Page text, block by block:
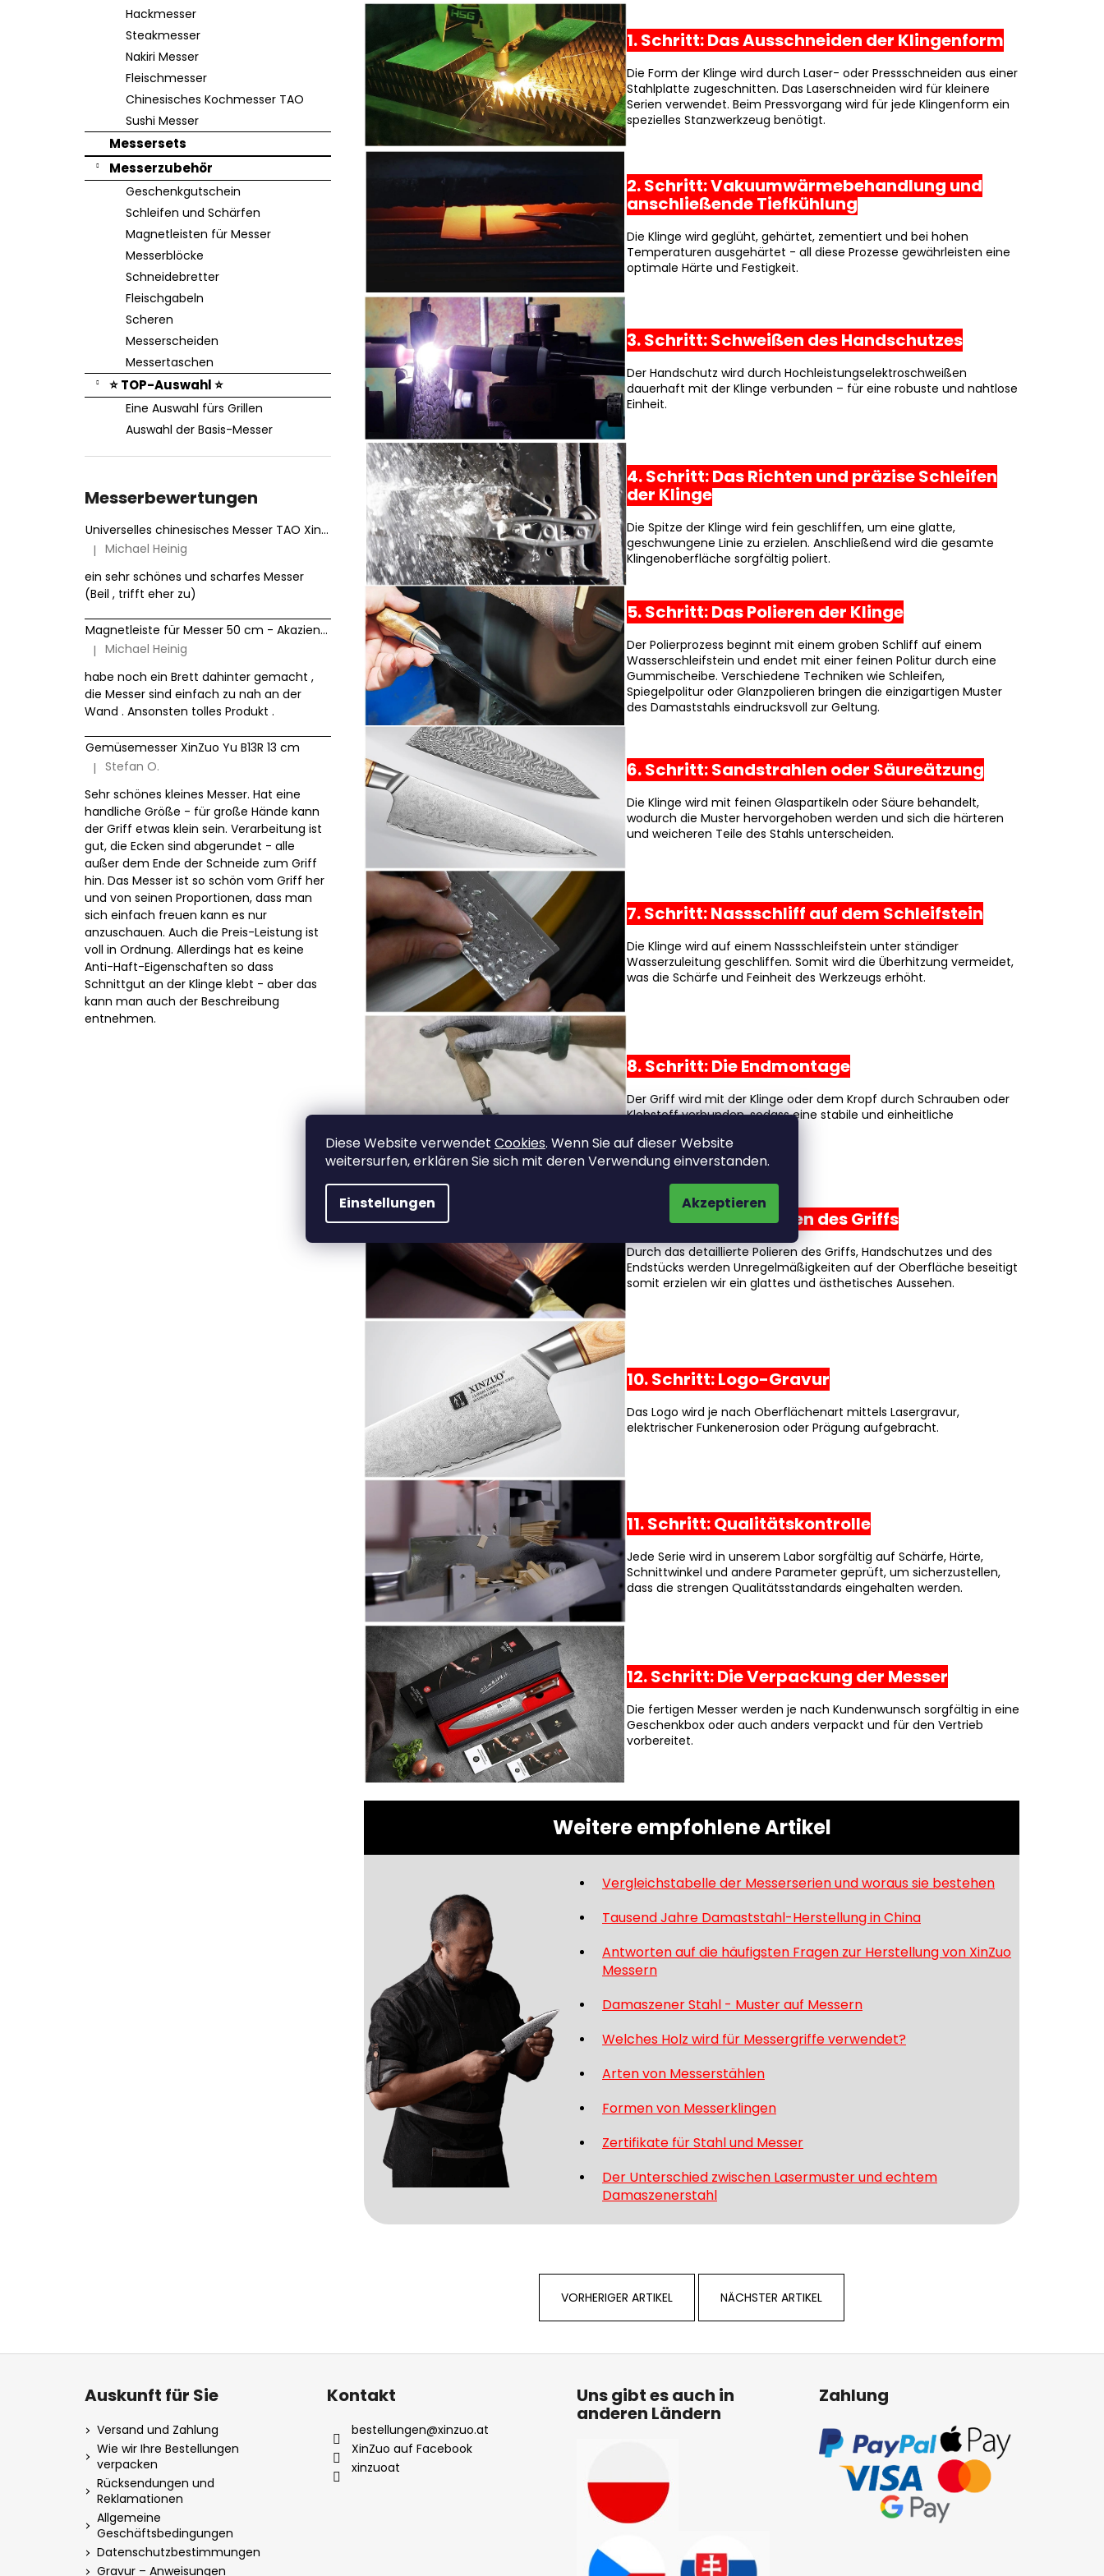
Diese Website verwendet Cookies. Wenn Sie auf dieser Website
weitersurfen, erklären Sie sich mit deren Verwendung einverstanden.
Einstellungen Akzeptieren
Hackmesser
Steakmesser
Nakiri Messer
Fleischmesser
Chinesisches Kochmesser TAO
Sushi Messer
Messersets
Messerzubehör
Geschenkgutschein
Schleifen und Schärfen
Magnetleisten für Messer
Messerblöcke
Schneidebretter
Fleischgabeln
Scheren
Messerscheiden
Messertaschen
⭐ TOP-Auswahl ⭐
Eine Auswahl fürs Grillen
Auswahl der Basis-Messer
Messerbewertungen
Universelles chinesisches Messer TAO XinZuo Jiang B46D 18 cm
Die Produktbewertung beträgt 5 von 5 Sternen.
| Michael Heinig
ein sehr schönes und scharfes Messer
(Beil , trifft eher zu)
Magnetleiste für Messer 50 cm - Akazienholz HezHen
Die Produktbewertung beträgt 5 von 5 Sternen.
| Michael Heinig
habe noch ein Brett dahinter gemacht ,
die Messer sind einfach zu nah an der
Wand . Ansonsten tolles Produkt .
Gemüsemesser XinZuo Yu B13R 13 cm
Die Produktbewertung beträgt 5 von 5 Sternen.
| Stefan O.
Sehr schönes kleines Messer. Hat eine
handliche Größe - für große Hände kann
der Griff etwas klein sein. Verarbeitung ist
gut, die Ecken sind abgerundet - alle
außer dem Ende der Schneide zum Griff
hin. Das Messer ist so schön vom Griff her
und von seinen Proportionen, dass man
sich einfach freuen kann es nur
anzuschauen. Auch die Preis-Leistung ist
voll in Ordnung. Allerdings hat es keine
Anti-Haft-Eigenschaften so dass
Schnittgut an der Klinge klebt - aber das
kann man auch der Beschreibung
entnehmen.
1. Schritt: Das Ausschneiden der Klingenform
Die Form der Klinge wird durch Laser- oder Pressschneiden aus einer
Stahlplatte zugeschnitten. Das Laserschneiden wird für kleinere
Serien verwendet. Beim Pressvorgang wird für jede Klingenform ein
spezielles Stanzwerkzeug benötigt.
2. Schritt: Vakuumwärmebehandlung und
anschließende Tiefkühlung
Die Klinge wird geglüht, gehärtet, zementiert und bei hohen
Temperaturen ausgehärtet - all diese Prozesse gewährleisten eine
optimale Härte und Festigkeit.
3. Schritt: Schweißen des Handschutzes
Der Handschutz wird durch Hochleistungselektroschweißen
dauerhaft mit der Klinge verbunden – für eine robuste und nahtlose
Einheit.
4. Schritt: Das Richten und präzise Schleifen
der Klinge
Die Spitze der Klinge wird fein geschliffen, um eine glatte,
geschwungene Linie zu erzielen. Anschließend wird die gesamte
Klingenoberfläche sorgfältig poliert.
5. Schritt: Das Polieren der Klinge
Der Polierprozess beginnt mit einem groben Schliff auf einem
Wasserschleifstein und endet mit einer feinen Politur durch eine
Gummischeibe. Verschiedene Techniken wie Schleifen,
Spiegelpolitur oder Glanzpolieren bringen die einzigartigen Muster
des Damaststahls eindrucksvoll zur Geltung.
6. Schritt: Sandstrahlen oder Säureätzung
Die Klinge wird mit feinen Glaspartikeln oder Säure behandelt,
wodurch die Muster hervorgehoben werden und sich die härteren
und weicheren Teile des Stahls unterscheiden.
7. Schritt: Nassschliff auf dem Schleifstein
Die Klinge wird auf einem Nassschleifstein unter ständiger
Wasserzuleitung geschliffen. Somit wird die Überhitzung vermeidet,
was die Schärfe und Feinheit des Werkzeugs erhöht.
8. Schritt: Die Endmontage
Der Griff wird mit der Klinge oder dem Kropf durch Schrauben oder
Klebstoff verbunden, sodass eine stabile und einheitliche
9. Schritt: Das Polieren des Griffs
Durch das detaillierte Polieren des Griffs, Handschutzes und des
Endstücks werden Unregelmäßigkeiten auf der Oberfläche beseitigt
somit erzielen wir ein glattes und ästhetisches Aussehen.
10. Schritt: Logo-Gravur
Das Logo wird je nach Oberflächenart mittels Lasergravur,
elektrischer Funkenerosion oder Prägung aufgebracht.
11. Schritt: Qualitätskontrolle
Jede Serie wird in unserem Labor sorgfältig auf Schärfe, Härte,
Schnittwinkel und andere Parameter geprüft, um sicherzustellen,
dass die strengen Qualitätsstandards eingehalten werden.
12. Schritt: Die Verpackung der Messer
Die fertigen Messer werden je nach Kundenwunsch sorgfältig in eine
Geschenkbox oder auch anders verpackt und für den Vertrieb
vorbereitet.
Weitere empfohlene Artikel
Vergleichstabelle der Messerserien und woraus sie bestehen
Tausend Jahre Damaststahl-Herstellung in China
Antworten auf die häufigsten Fragen zur Herstellung von XinZuo
Messern
Damaszener Stahl - Muster auf Messern
Welches Holz wird für Messergriffe verwendet?
Arten von Messerstählen
Formen von Messerklingen
Zertifikate für Stahl und Messer
Der Unterschied zwischen Lasermuster und echtem
Damaszenerstahl
VORHERIGER ARTIKEL NÄCHSTER ARTIKEL
Auskunft für Sie
Versand und Zahlung
Wie wir Ihre Bestellungen
verpacken
Rücksendungen und
Reklamationen
Allgemeine
Geschäftsbedingungen
Datenschutzbestimmungen
Gravur – Anweisungen
Kontakt
bestellungen@xinzuo.at
XinZuo auf Facebook
xinzuoat
Uns gibt es auch in
anderen Ländern
Zahlung